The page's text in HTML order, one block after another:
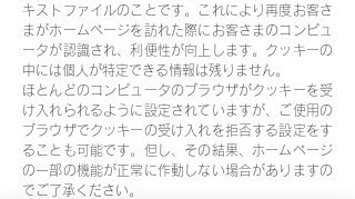
キストファイルのことです。これにより再度お客さ
まがホームページを訪れた際にお客さまのコンピュ
ータが認識され、利便性が向上します。クッキーの
中には個人が特定できる情報は残りません。
ほとんどのコンピュータのブラウザがクッキーを受
け入れられるように設定されていますが、ご使用の
ブラウザでクッキーの受け入れを拒否する設定をす
ることも可能です。但し、その結果、ホームページ
の一部の機能が正常に作動しない場合がありますの
でご了承ください。